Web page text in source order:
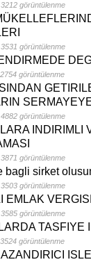
görüntülenme
görüntülenme
görüntülenme
görüntülenme
INDIRIMLI
görüntülenme
bagli sirket
görüntülenme
EMLAK
görüntülenme
TASFIYE
görüntülenme